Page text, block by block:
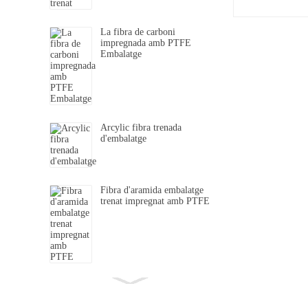
La fibra de carboni
impregnada amb PTFE
Embalatge
Arcylic fibra trenada
d'embalatge
Fibra d'aramida embalatge
trenat impregnat amb PTFE